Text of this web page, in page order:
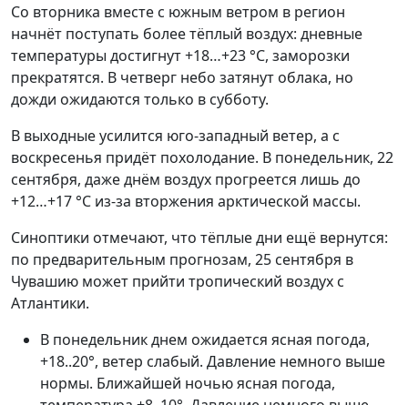
Со вторника вместе с южным ветром в регион
начнёт поступать более тёплый воздух: дневные
температуры достигнут +18…+23 °C, заморозки
прекратятся. В четверг небо затянут облака, но
дожди ожидаются только в субботу.
В выходные усилится юго-западный ветер, а с
воскресенья придёт похолодание. В понедельник, 22
сентября, даже днём воздух прогреется лишь до
+12…+17 °C из-за вторжения арктической массы.
Синоптики отмечают, что тёплые дни ещё вернутся:
по предварительным прогнозам, 25 сентября в
Чувашию может прийти тропический воздух с
Атлантики.
В понедельник днем ожидается ясная погода,
+18..20°, ветер слабый. Давление немного выше
нормы. Ближайшей ночью ясная погода,